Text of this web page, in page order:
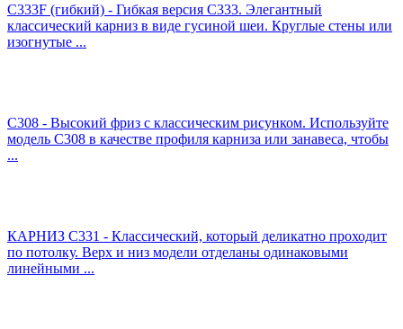
C333F (гибкий) - Гибкая версия C333. Элегантный
классический карниз в виде гусиной шеи. Круглые стены или
изогнутые ...
C308 - Высокий фриз с классическим рисунком. Используйте
модель C308 в качестве профиля карниза или занавеса, чтобы
...
КАРНИЗ C331 - Классический, который деликатно проходит
по потолку. Верх и низ модели отделаны одинаковыми
линейными ...